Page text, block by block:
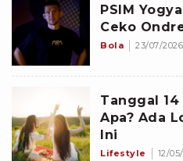
PSIM
Ceko
Bola 23/07/
Tanggal
Apa? Ada
Ini
Lifestyle 12/